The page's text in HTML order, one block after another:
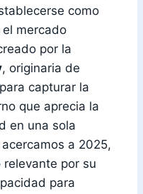
como
mercado
por la
, originaria de
capturar la
que aprecia la
en una sola
a 2025,
por su
para